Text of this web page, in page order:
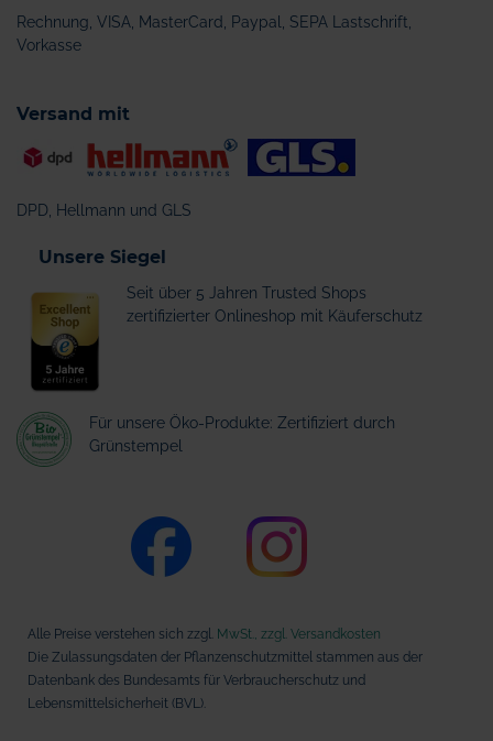
Rechnung, VISA, MasterCard, Paypal, SEPA Lastschrift,
Vorkasse
Versand mit
DPD, Hellmann und GLS
Unsere Siegel
Seit über 5 Jahren Trusted Shops
zertifizierter Onlineshop mit Käuferschutz
Für unsere Öko-Produkte: Zertifiziert durch
Grünstempel
Alle Preise verstehen sich zzgl. MwSt., zzgl. Versandkosten
Die Zulassungsdaten der Pflanzenschutzmittel stammen aus der
Datenbank des Bundesamts für Verbraucherschutz und
Lebensmittelsicherheit (BVL).